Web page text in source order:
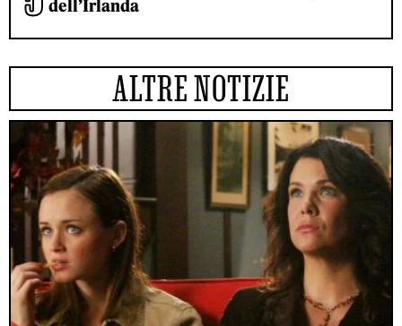
dell’Irlanda
ALTRE NOTIZIE